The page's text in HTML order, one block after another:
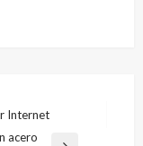
Internet
acero